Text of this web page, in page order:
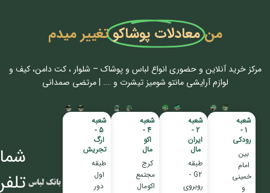
منمعادلات پوشاکوتغییر میدم
مرکز خرید آنلاین و حضوری انواع لباس‌ و پوشاک – شلوار ، کت دامن، کیف و
لوازم آرایشی مانتو شومیز تیشرت و …. | مرتضی صمدانی
شعبه
1 -
رودکی
بین
امام
خمینی
و
شعبه
2 -
ایران
مال
طبقه
G2 -
روبروی
شعبه
4 -
اکو
مال
کرج
مجتمع
اکومال
شعبه
5 -
ارگ
تجریش
طبقه
اول
دور